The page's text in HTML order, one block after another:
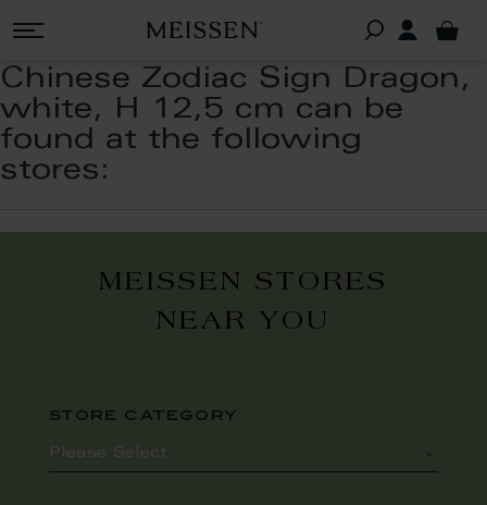
Chinese Zodiac Sign Dragon,
white, H 12,5 cm can be
found at the following
stores:
MEISSEN STORES
NEAR YOU
store category